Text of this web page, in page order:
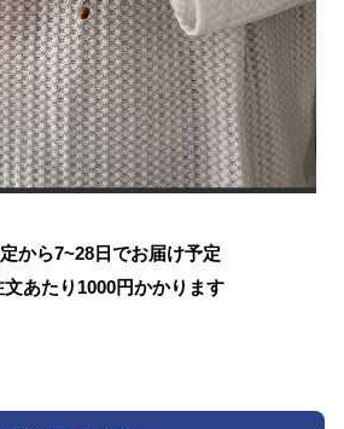
から7~28日でお届け予定
あたり 1000円かかります